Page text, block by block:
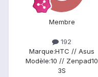
Membre
192
Marque:HTC // Asus
Modèle:10 // Zenpad10
3S